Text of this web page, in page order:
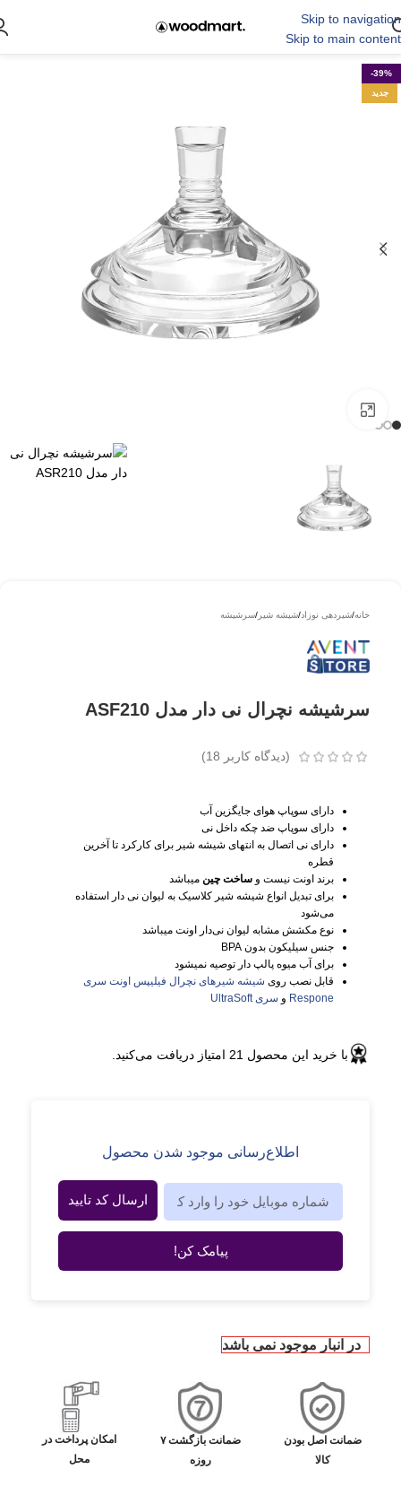
Skip to navigation
Skip to main content
-39%
جدید
خانه/شیردهی نوزاد/شیشه شیر /سرشیشه
سرشیشه نچرال نی دار مدل ASF210
(دیدگاه کاربر 18
)
دارای سوپاپ هوای جایگزین آب
دارای سوپاپ ضد چکه داخل نی
دارای نی اتصال به انتهای شیشه شیر برای کارکرد تا آخرین
قطره
برند اونت نیست و ساخت چین میباشد
برای تبدیل انواع شیشه شیر کلاسیک به لیوان نی دار استفاده
می‌شود
نوع مکشش مشابه لیوان نی‌دار اونت میباشد
جنس سیلیکون بدون BPA
برای آب میوه پالپ دار توصیه نمیشود
قابل نصب روی شیشه شیرهای نچرال فیلیپس اونت سری
Respone و سری UltraSoft
با خرید این محصول 21 امتیاز دریافت می‌کنید.
اطلاع‌رسانی موجود شدن محصول
ارسال کد تایید
پیامک کن!
در انبار موجود نمی باشد
ضمانت اصل بودن
کالا
ضمانت بازگشت ۷
روزه
امکان پرداخت در
محل